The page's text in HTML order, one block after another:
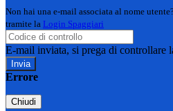
Non hai una e-mail associata al nome
tramite la Login Spaggiari
E-mail inviata, si prega di controllare
Errore
Chiudi